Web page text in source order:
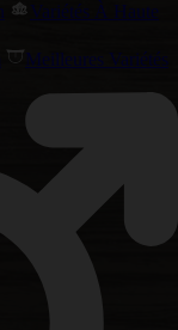
Variétés À Haute
Meilleures Variétés